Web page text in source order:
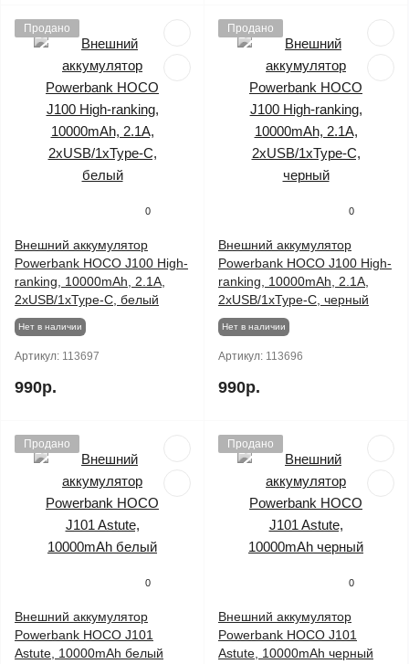
Продано
0
Внешний аккумулятор
Powerbank HOCO J100 High-
ranking, 10000mAh, 2.1A,
2xUSB/1xType-C, белый
Нет в наличии
Артикул: 113697
990р.
Продано
0
Внешний аккумулятор
Powerbank HOCO J100 High-
ranking, 10000mAh, 2.1A,
2xUSB/1xType-C, черный
Нет в наличии
Артикул: 113696
990р.
Продано
0
Внешний аккумулятор
Powerbank HOCO J101
Astute, 10000mAh белый
Продано
0
Внешний аккумулятор
Powerbank HOCO J101
Astute, 10000mAh черный